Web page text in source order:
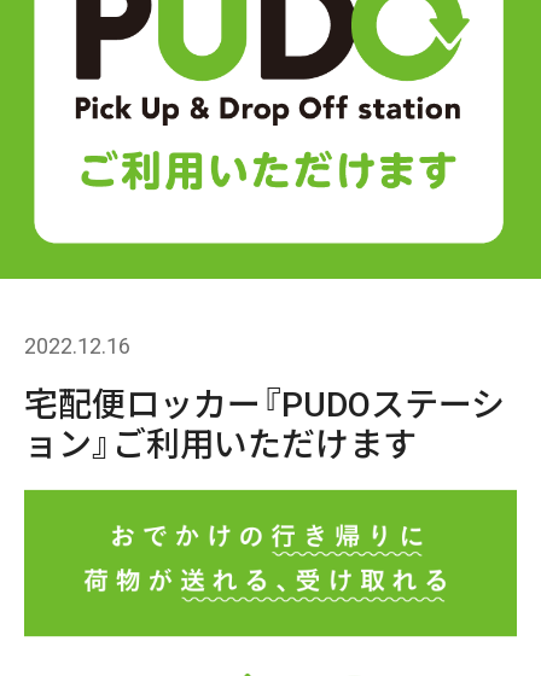
2022.12.16
宅配便ロッカー『PUDOステーシ
ョン』ご利用いただけます